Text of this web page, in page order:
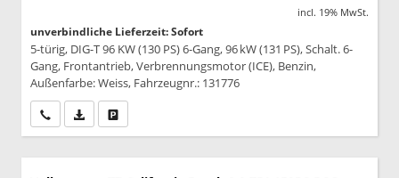
incl. 19% MwSt.
unverbindliche Lieferzeit: Sofort
5-türig, DIG-T 96 KW (130 PS) 6-Gang, 96 kW (131 PS), Schalt. 6-
Gang, Frontantrieb, Verbrennungsmotor (ICE), Benzin,
Außenfarbe: Weiss, Fahrzeugnr.: 131776
Wir rufen Sie anPDF-Datei, Fahrzeugexposé drucken